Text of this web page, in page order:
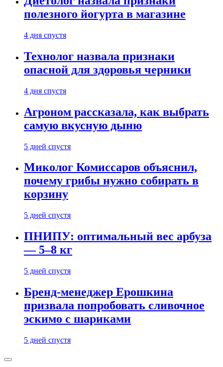
полезного йогурта в магазине
4 дня спустя
Технолог назвала признаки
опасной для здоровья черники
4 дня спустя
Агроном рассказала, как выбрать
самую вкусную дыню
5 дней спустя
Миколог Комиссаров объяснил,
почему грибы нужно собирать в
корзину
5 дней спустя
ПНИПУ: оптимальный вес арбуза
— 5–8 кг
5 дней спустя
Бренд-менеджер Ерошкина
призвала попробовать сливочное
эскимо с шариками
5 дней спустя